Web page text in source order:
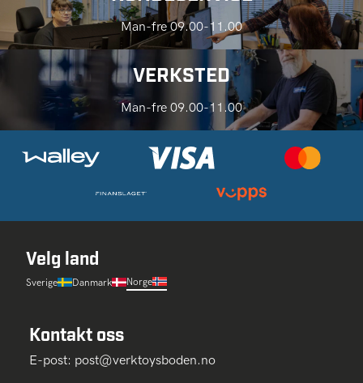
Man-fre 09.00-11.00
VERKSTED
Man-fre 09.00-11.00
Velg land
Sverige Danmark Norge
Kontakt oss
E-post: post@verktoysboden.no